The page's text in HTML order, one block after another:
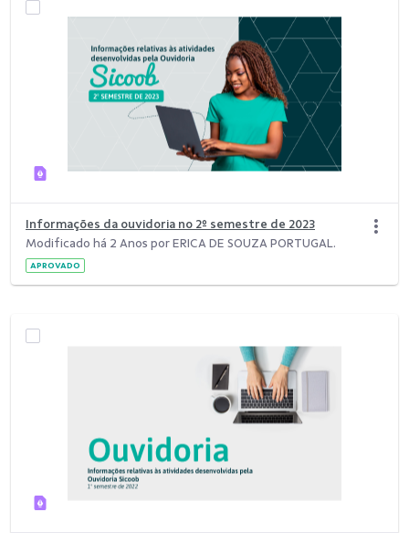
Informações da ouvidoria no 2º semestre de 2023
Modificado há 2 Anos por ERICA DE SOUZA PORTUGAL.
APROVADO